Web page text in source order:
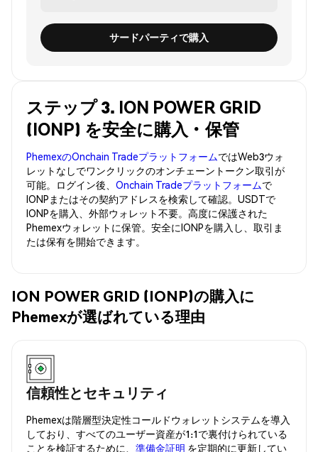
サードパーティで購入
ステップ 3. ION POWER GRID
(IONP) を安全に購入・保管
PhemexのOnchain TradeプラットフォームではWeb3ウォ
レットなしでワンクリックのオンチェーントークン取引が
可能。ログイン後、 Onchain Tradeプラットフォームで
IONPまたはその契約アドレスを検索して確認。USDTで
IONPを購入、外部ウォレット不要。高度に保護された
Phemexウォレットに保管。安全にIONPを購入し、取引ま
たは保有を開始できます。
ION POWER GRID (IONP)の購入に
Phemexが選ばれている理由
信頼性とセキュリティ
Phemexは階層型決定性コールドウォレットシステムを導入
しており、すべてのユーザー資産が1:1で裏付けられている
ことを検証するために、 準備金証明 を定期的に更新してい